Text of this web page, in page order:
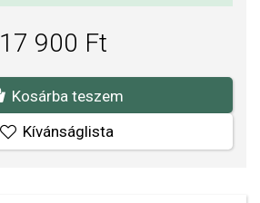
17 900 Ft
Kosárba teszem
Kívánságlista